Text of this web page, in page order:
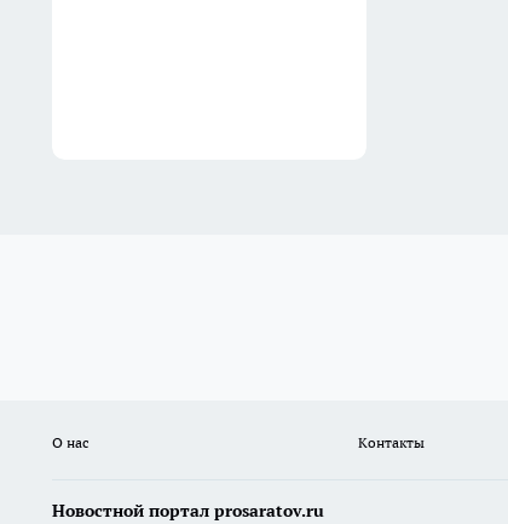
О нас Контакты
Новостной портал prosaratov.ru